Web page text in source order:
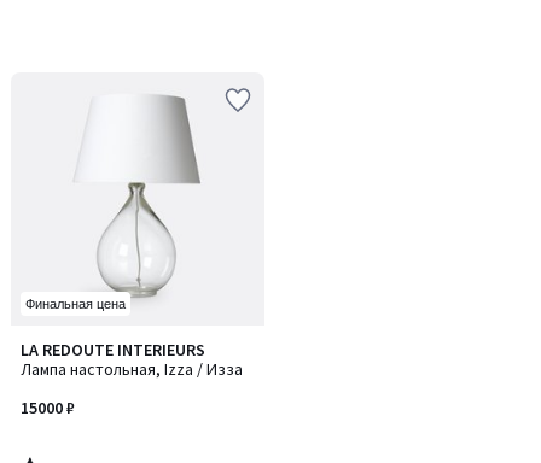
Финальная цена
LA REDOUTE INTERIEURS
Лампа настольная, Izza / Изза
15000 ₽
4,4
/ 5